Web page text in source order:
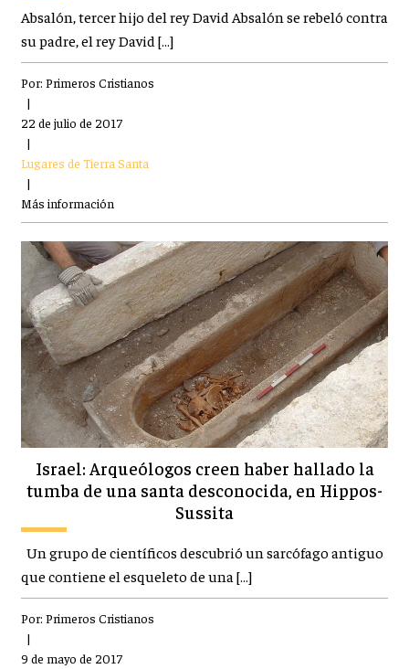
Absalón, tercer hijo del rey David Absalón se rebeló contra
su padre, el rey David […]
Por: Primeros Cristianos
|
22 de julio de 2017
|
Lugares de Tierra Santa
|
Más información
Israel: Arqueólogos creen haber hallado la
tumba de una santa desconocida, en Hippos-
Sussita
Un grupo de científicos descubrió un sarcófago antiguo
que contiene el esqueleto de una […]
Por: Primeros Cristianos
|
9 de mayo de 2017